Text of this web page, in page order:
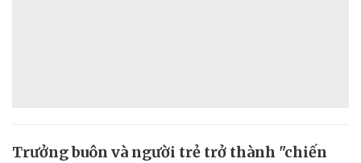
Trưởng buôn và người trẻ trở thành "chiến